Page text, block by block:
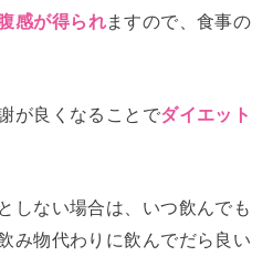
感が得られますので、食事の
が良くなることでダイエット
しない場合は、いつ飲んでも
み物代わりに飲んでだら良い